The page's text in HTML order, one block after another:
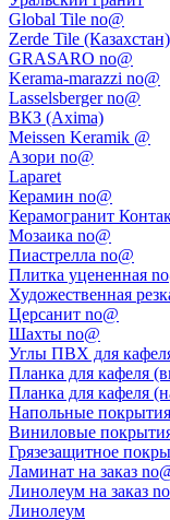
Global Tile no@
Zerde Tile (Казахстан)
GRASARO no@
Kerama-marazzi no@
Lasselsberger no@
ВКЗ (Axima)
Meissen Keramik @
Азори no@
Laparet
Керамин no@
Керамогранит
Мозаика no@
Пиастрелла no@
Плитка уцененная
Художественная
Церсанит no@
Шахты no@
Углы ПВХ для
Планка для кафеля
Планка для кафеля
Напольные
Виниловые
Грязезащитное
Ламинат на заказ
Линолеум на заказ
Линолеум